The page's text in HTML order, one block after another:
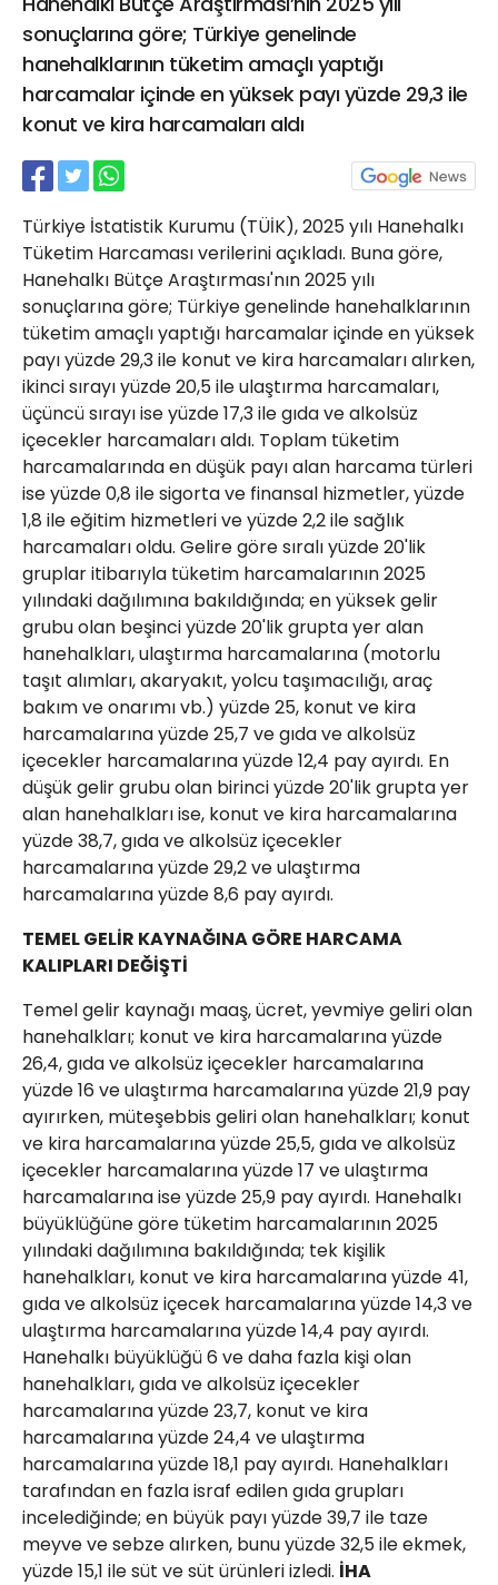
sonuçlarına göre; Türkiye genelinde
hanehalklarının tüketim amaçlı yaptığı
harcamalar içinde en yüksek payı yüzde 29,3 ile
konut ve kira harcamaları aldı
Türkiye İstatistik Kurumu (TÜİK), 2025 yılı Hanehalkı
Tüketim Harcaması verilerini açıkladı. Buna göre,
Hanehalkı Bütçe Araştırması'nın 2025 yılı
sonuçlarına göre; Türkiye genelinde hanehalklarının
tüketim amaçlı yaptığı harcamalar içinde en yüksek
payı yüzde 29,3 ile konut ve kira harcamaları alırken,
ikinci sırayı yüzde 20,5 ile ulaştırma harcamaları,
üçüncü sırayı ise yüzde 17,3 ile gıda ve alkolsüz
içecekler harcamaları aldı. Toplam tüketim
harcamalarında en düşük payı alan harcama türleri
ise yüzde 0,8 ile sigorta ve finansal hizmetler, yüzde
1,8 ile eğitim hizmetleri ve yüzde 2,2 ile sağlık
harcamaları oldu. Gelire göre sıralı yüzde 20'lik
gruplar itibarıyla tüketim harcamalarının 2025
yılındaki dağılımına bakıldığında; en yüksek gelir
grubu olan beşinci yüzde 20'lik grupta yer alan
hanehalkları, ulaştırma harcamalarına (motorlu
taşıt alımları, akaryakıt, yolcu taşımacılığı, araç
bakım ve onarımı vb.) yüzde 25, konut ve kira
harcamalarına yüzde 25,7 ve gıda ve alkolsüz
içecekler harcamalarına yüzde 12,4 pay ayırdı. En
düşük gelir grubu olan birinci yüzde 20'lik grupta yer
alan hanehalkları ise, konut ve kira harcamalarına
yüzde 38,7, gıda ve alkolsüz içecekler
harcamalarına yüzde 29,2 ve ulaştırma
harcamalarına yüzde 8,6 pay ayırdı.
TEMEL GELİR KAYNAĞINA GÖRE HARCAMA
KALIPLARI DEĞİŞTİ
Temel gelir kaynağı maaş, ücret, yevmiye geliri olan
hanehalkları; konut ve kira harcamalarına yüzde
26,4, gıda ve alkolsüz içecekler harcamalarına
yüzde 16 ve ulaştırma harcamalarına yüzde 21,9 pay
ayırırken, müteşebbis geliri olan hanehalkları; konut
ve kira harcamalarına yüzde 25,5, gıda ve alkolsüz
içecekler harcamalarına yüzde 17 ve ulaştırma
harcamalarına ise yüzde 25,9 pay ayırdı. Hanehalkı
büyüklüğüne göre tüketim harcamalarının 2025
yılındaki dağılımına bakıldığında; tek kişilik
hanehalkları, konut ve kira harcamalarına yüzde 41,
gıda ve alkolsüz içecek harcamalarına yüzde 14,3 ve
ulaştırma harcamalarına yüzde 14,4 pay ayırdı.
Hanehalkı büyüklüğü 6 ve daha fazla kişi olan
hanehalkları, gıda ve alkolsüz içecekler
harcamalarına yüzde 23,7, konut ve kira
harcamalarına yüzde 24,4 ve ulaştırma
harcamalarına yüzde 18,1 pay ayırdı. Hanehalkları
tarafından en fazla israf edilen gıda grupları
incelediğinde; en büyük payı yüzde 39,7 ile taze
meyve ve sebze alırken, bunu yüzde 32,5 ile ekmek,
yüzde 15,1 ile süt ve süt ürünleri izledi. İHA
21 Gölcük
02624132333
haber@golcukpostasi.com